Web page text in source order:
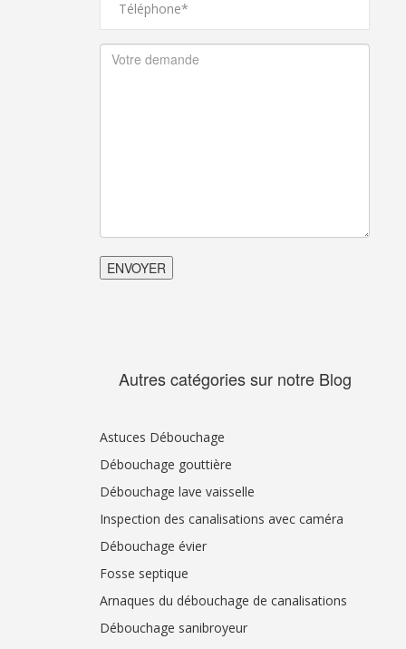
Autres catégories sur notre Blog
Astuces Débouchage
Débouchage gouttière
Débouchage lave vaisselle
Inspection des canalisations avec caméra
Débouchage évier
Fosse septique
Arnaques du débouchage de canalisations
Débouchage sanibroyeur